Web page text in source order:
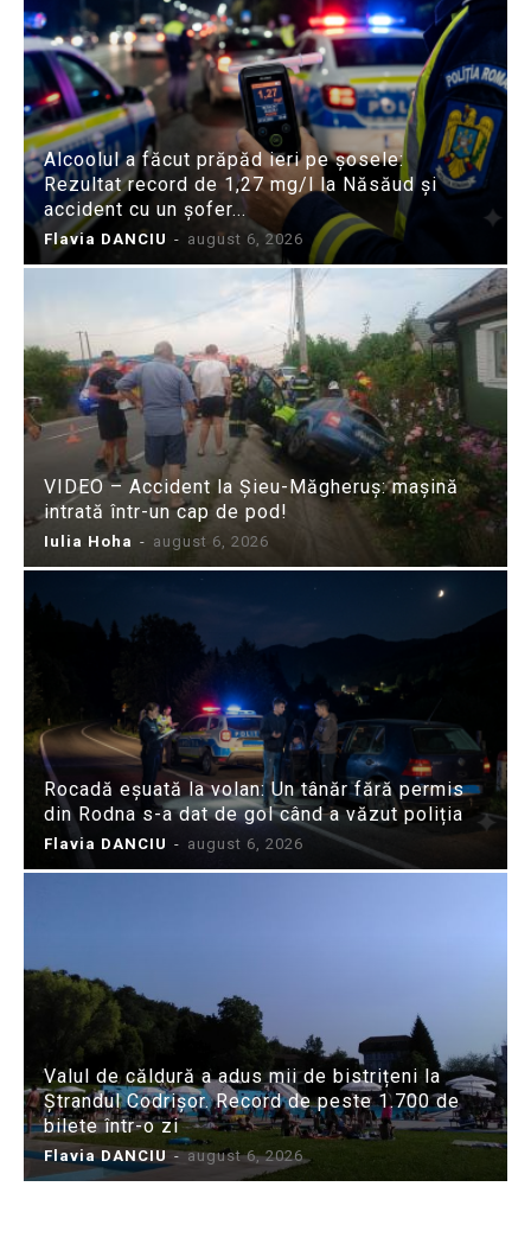
Alcoolul a făcut prăpăd ieri pe șosele:
Rezultat record de 1,27 mg/l la Năsăud și
accident cu un șofer...
Flavia DANCIU - august 6, 2026
VIDEO – Accident la Șieu-Măgheruș: mașină
intrată într-un cap de pod!
Iulia Hoha - august 6, 2026
Rocadă eșuată la volan: Un tânăr fără permis
din Rodna s-a dat de gol când a văzut poliția
Flavia DANCIU - august 6, 2026
Valul de căldură a adus mii de bistrițeni la
Ștrandul Codrișor. Record de peste 1.700 de
bilete într-o zi
Flavia DANCIU - august 6, 2026